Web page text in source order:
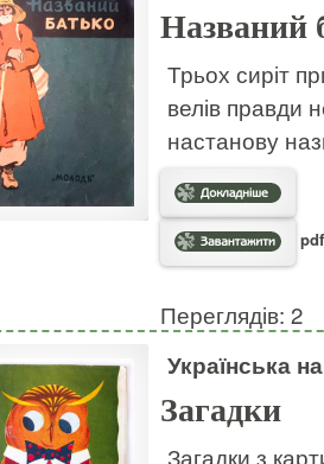
Названий
Трьох сиріт
велів правди
настанову
Переглядів: 2
Українська
Загадки
Загадки з